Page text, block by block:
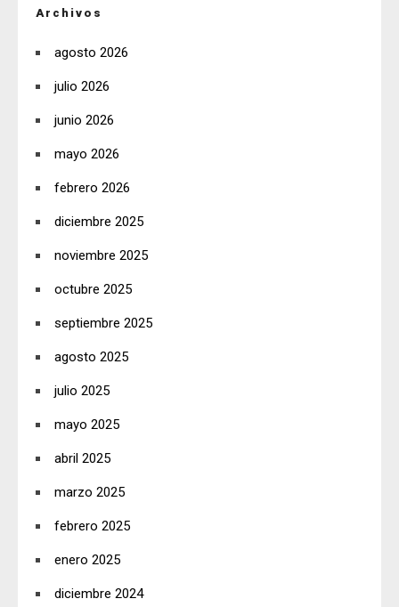
Archivos
agosto 2026
julio 2026
junio 2026
mayo 2026
febrero 2026
diciembre 2025
noviembre 2025
octubre 2025
septiembre 2025
agosto 2025
julio 2025
mayo 2025
abril 2025
marzo 2025
febrero 2025
enero 2025
diciembre 2024